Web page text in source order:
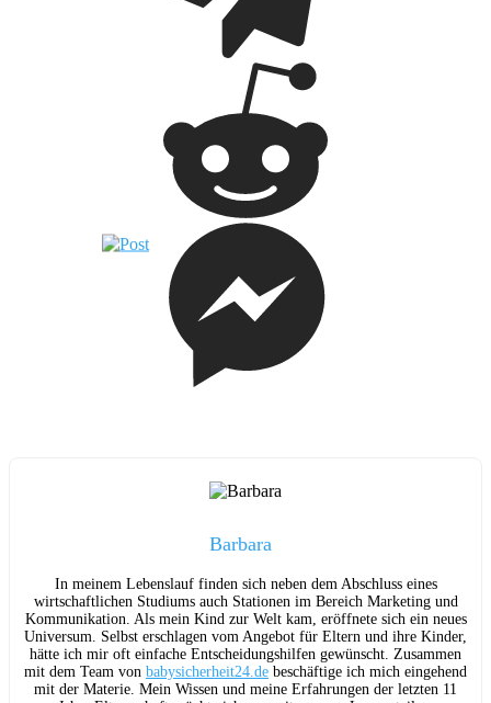
Barbara
In meinem Lebenslauf finden sich neben dem Abschluss eines
wirtschaftlichen Studiums auch Stationen im Bereich Marketing und
Kommunikation. Als mein Kind zur Welt kam, eröffnete sich ein neues
Universum. Selbst erschlagen vom Angebot für Eltern und ihre Kinder,
hätte ich mir oft einfache Entscheidungshilfen gewünscht. Zusammen
mit dem Team von babysicherheit24.de beschäftige ich mich eingehend
mit der Materie. Mein Wissen und meine Erfahrungen der letzten 11